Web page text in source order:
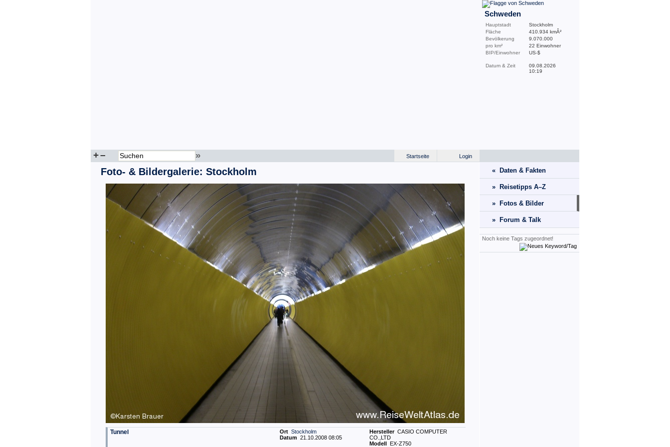
Schweden
Hauptstadt
Stockholm
Fläche
410.934 kmÂ²
Bevölkerung
9.070.000
pro km²
22 Einwohner
BIP/Einwohner
US-$
Datum & Zeit
09.08.2026
10:19
+– » Login
Startseite
Foto- & Bildergalerie: Stockholm
Tunnel Ort Stockholm
Datum 21.10.2008 08:05
HerstellerCASIO COMPUTER
CO.,LTD
Modell EX-Z750
« Daten & Fakten
» Reisetipps A–Z
» Fotos & Bilder
» Forum & Talk
Noch keine Tags zugeordnet!